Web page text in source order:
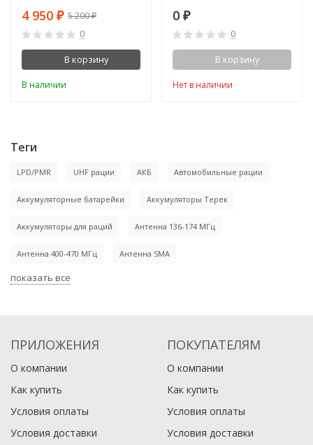
4 950 ₽ 5 200₽
0
В корзину
В наличии
0 ₽
0
В корзину
Нет в наличии
Теги
LPD/PMR UHF рации АКБ Автомобильные рации
Аккумуляторные батарейки Аккумуляторы Терек
Аккумуляторы для раций Антенна 136-174 МГц
Антенна 400-470 МГц Антенна SMA
показать все
ПРИЛОЖЕНИЯ
О компании
Как купить
Условия оплаты
Условия доставки
ПОКУПАТЕЛЯМ
О компании
Как купить
Условия оплаты
Условия доставки